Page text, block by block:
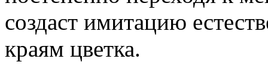
создаст имитацию
краям цветка.